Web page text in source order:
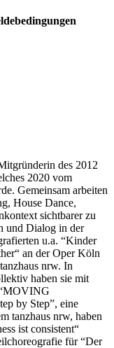
des 2012
2020 vom
Gemeinsam arbeiten
House Dance,
sichtbarer zu
und Dialog in der
u.a. “Kinder
an der Oper Köln
nrw. In
haben sie mit
“MOVING
by Step”, eine
tanzhaus nrw, haben
ist consistent“
für “Der